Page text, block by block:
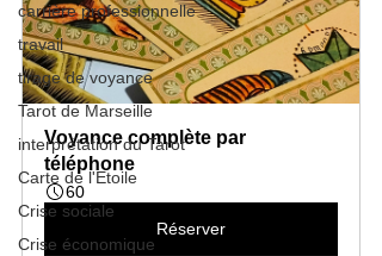
carrière professionnelle
travail
tirage de voyance
Tarot de Marseille
interprétation du Tarot
Carte de l'Etoile
Crise sociale
Crise économique
Voyance complète par
téléphone
60
Réserver